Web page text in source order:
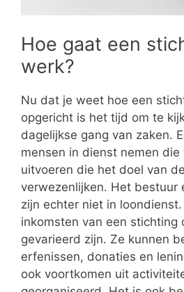
Hoe gaat een
werk?
Nu dat je weet hoe een
opgericht is het tijd om te
dagelijkse gang van zaken.
mensen in dienst nemen
uitvoeren die het doel van
verwezenlijken. Het bestuur
zijn echter niet in
inkomsten van een stichting
gevarieerd zijn. Ze kunnen
erfenissen, donaties en
ook voortkomen uit